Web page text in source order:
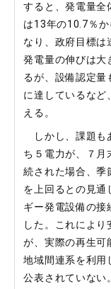
すると、発電量全
は13年の10.7％
なり、政府目標は
発電量の伸びは
るが、設備認定
に達しているなど
える。
しかし、課題も
ち５電力が、７月
続された場合、季
を上回るとの見通
ギー発電設備の接
した。これによ
が、実際の再生可
地域間連系を利用
公表されていない